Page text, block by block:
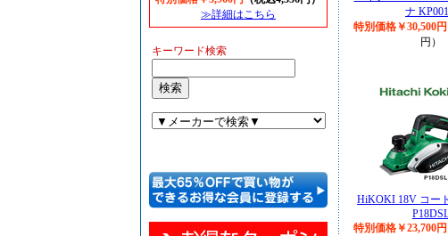
≫詳細はこちら
キーワード検索
ナ
特別価格￥30,500円
円）
HiKOKI 18V コー
特別価格￥23,700円